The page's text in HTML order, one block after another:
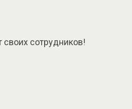
своих сотрудников!